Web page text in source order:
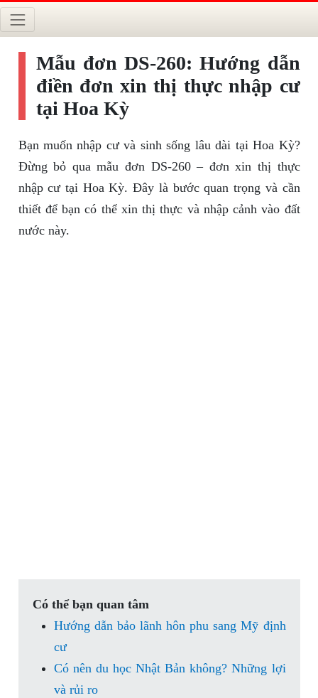
Mẫu đơn DS-260: Hướng dẫn
điền đơn xin thị thực nhập cư
tại Hoa Kỳ
Bạn muốn nhập cư và sinh sống lâu dài tại Hoa Kỳ?
Đừng bỏ qua mẫu đơn DS-260 – đơn xin thị thực
nhập cư tại Hoa Kỳ. Đây là bước quan trọng và cần
thiết để bạn có thể xin thị thực và nhập cảnh vào đất
nước này.
Có thể bạn quan tâm
Hướng dẫn bảo lãnh hôn phu sang Mỹ định
cư
Có nên du học Nhật Bản không? Những lợi
và rủi ro